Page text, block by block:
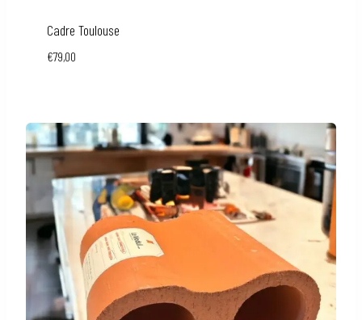
Cadre Toulouse
€79,00